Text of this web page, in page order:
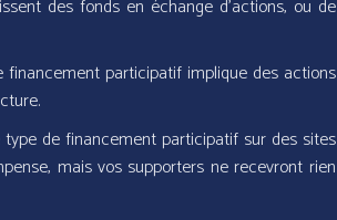
des fonds en échange d’actions, ou de
financement participatif implique des actions
de financement participatif sur des sites
mais vos supporters ne recevront rien